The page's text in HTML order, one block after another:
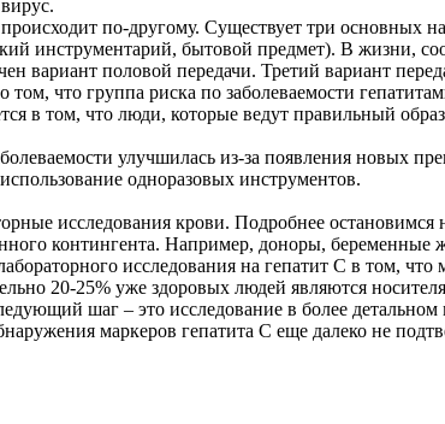
по-другому. Существует три основных
инструментарий, бытовой предмет). В жизни,
вариант половой передачи. Третий вариант
том, что группа риска по заболеваемости
в том, что люди, которые ведут правильный
улучшилась из-за появления новых
одноразовых инструментов.
исследования крови. Подробнее
контингента. Например, доноры,
исследования на гепатит C в том,
20-25% уже здоровых людей являются
шаг – это исследование в более
маркеров гепатита С еще далеко не